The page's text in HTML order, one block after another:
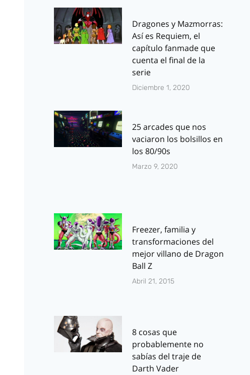
Dragones y Mazmorras:
Así es Requiem, el
capítulo fanmade que
cuenta el final de la
serie
Diciembre 1, 2020
25 arcades que nos
vaciaron los bolsillos en
los 80/90s
Marzo 9, 2020
Freezer, familia y
transformaciones del
mejor villano de Dragon
Ball Z
Abril 21, 2015
8 cosas que
probablemente no
sabías del traje de
Darth Vader